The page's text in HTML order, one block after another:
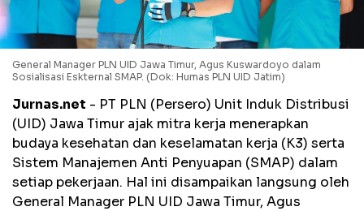
General Manager PLN UID Jawa Timur, Agus Kuswardoyo dalam
Sosialisasi Eskternal SMAP. (Dok: Humas PLN UID Jatim)
Jurnas.net - PT PLN (Persero) Unit Induk Distribusi
(UID) Jawa Timur ajak mitra kerja menerapkan
budaya kesehatan dan keselamatan kerja (K3) serta
Sistem Manajemen Anti Penyuapan (SMAP) dalam
setiap pekerjaan. Hal ini disampaikan langsung oleh
General Manager PLN UID Jawa Timur, Agus